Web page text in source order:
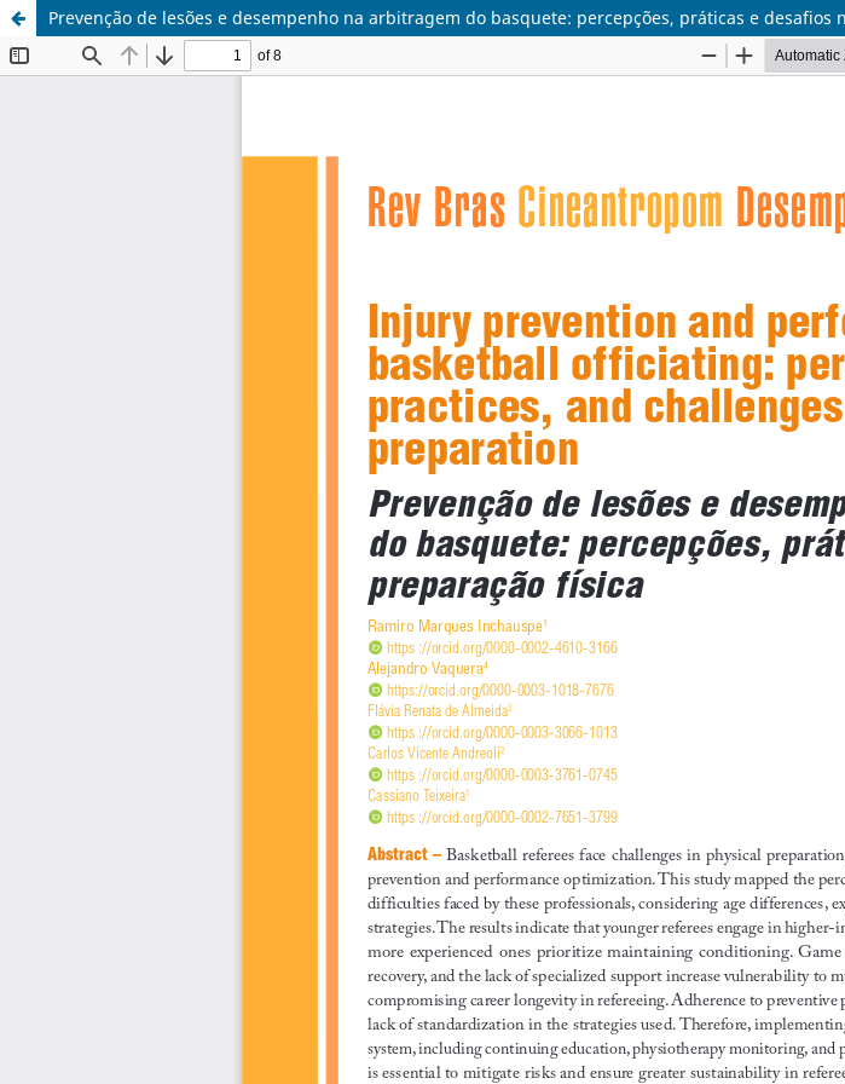
Prevenção de lesões e desempenho na arbitragem do basquete: percepções, práticas e desafios